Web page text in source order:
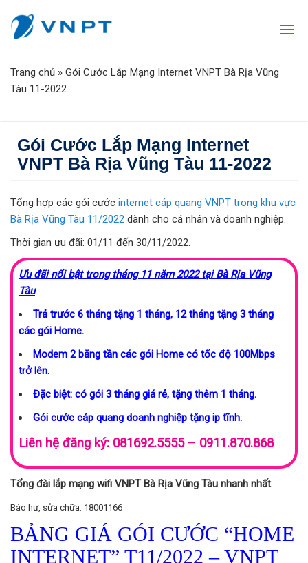
Trang chủ » Gói Cước Lắp Mạng Internet VNPT Bà Rịa Vũng
Tàu 11-2022
Gói Cước Lắp Mạng Internet
VNPT Bà Rịa Vũng Tàu 11-2022
Tổng hợp các gói cước internet cáp quang VNPT trong khu vực
Bà Rịa Vũng Tàu 11/2022 dành cho cá nhân và doanh nghiệp.
Thời gian ưu đãi: 01/11 đến 30/11/2022.
Ưu đãi nổi bật trong tháng 11 năm 2022 tại Bà Rịa Vũng
Tàu:
Trả trước 6 tháng tặng 1 tháng, 12 tháng tặng 3 tháng
các gói Home.
Modem 2 băng tần các gói Home có tốc độ 100Mbps
trở lên.
Đặc biệt: có gói 3 tháng giá rẻ, tặng thêm 1 tháng.
Gói cước cáp quang doanh nghiệp tặng ip tĩnh.
Liên hệ đăng ký: 081692.5555 – 0911.870.868
Tổng đài lắp mạng wifi VNPT Bà Rịa Vũng Tàu nhanh nhất
Báo hư, sửa chữa: 18001166
BẢNG GIÁ GÓI CƯỚC “HOME
INTERNET” T11/2022 – VNPT